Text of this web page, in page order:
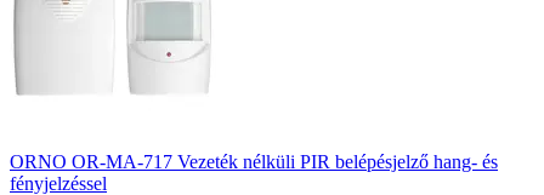
ORNO OR-MA-717 Vezeték nélküli PIR belépésjelző hang- és
fényjelzéssel